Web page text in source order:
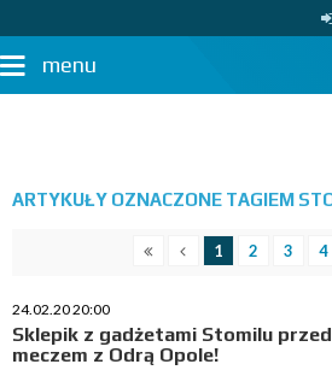
menu
ARTYKUŁY OZNACZONE TAGIEM
1 2 3 4
24.02.20 20:00
Sklepik z gadżetami Stomilu przed
meczem z Odrą Opole!